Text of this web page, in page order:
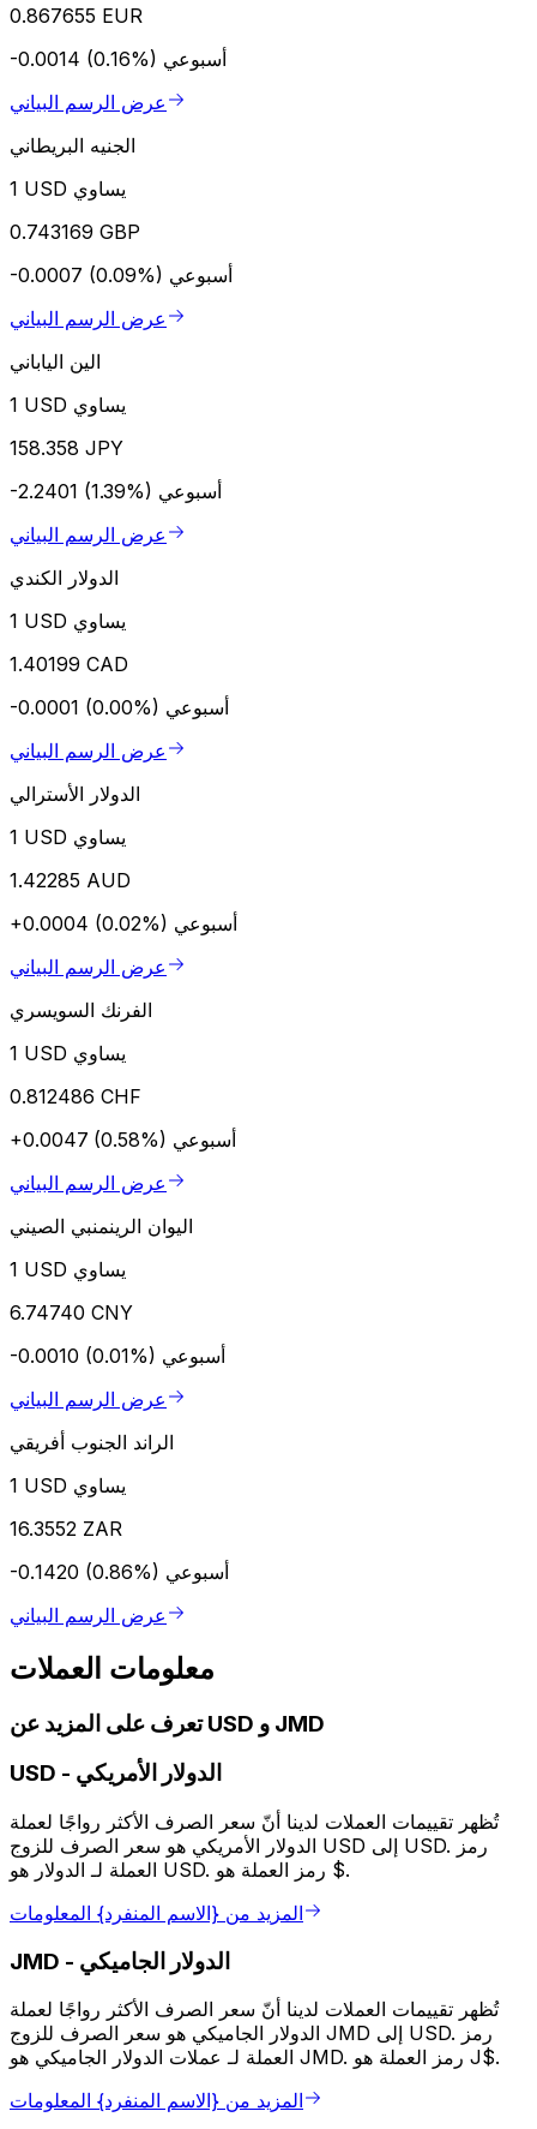
0.867655 EUR
-0.0014 (0.16%) أسبوعي
عرض الرسم البياني
الجنيه البريطاني
1 USD يساوي
0.743169 GBP
-0.0007 (0.09%) أسبوعي
عرض الرسم البياني
الين الياباني
1 USD يساوي
158.358 JPY
-2.2401 (1.39%) أسبوعي
عرض الرسم البياني
الدولار الكندي
1 USD يساوي
1.40199 CAD
-0.0001 (0.00%) أسبوعي
عرض الرسم البياني
الدولار الأسترالي
1 USD يساوي
1.42285 AUD
+0.0004 (0.02%) أسبوعي
عرض الرسم البياني
الفرنك السويسري
1 USD يساوي
0.812486 CHF
+0.0047 (0.58%) أسبوعي
عرض الرسم البياني
اليوان الرينمنبي الصيني
1 USD يساوي
6.74740 CNY
-0.0010 (0.01%) أسبوعي
عرض الرسم البياني
الراند الجنوب أفريقي
1 USD يساوي
16.3552 ZAR
-0.1420 (0.86%) أسبوعي
عرض الرسم البياني
معلومات العملات
تعرف على المزيد عن USD و JMD
USD - الدولار الأمريكي
تُظهر تقييمات العملات لدينا أنّ سعر الصرف الأكثر رواجًا لعملة
الدولار الأمريكي هو سعر الصرف للزوج USD إلى USD. رمز
العملة لـ الدولار هو USD. رمز العملة هو $.
المزيد من {الاسم المنفرد} المعلومات
JMD - الدولار الجاميكي
تُظهر تقييمات العملات لدينا أنّ سعر الصرف الأكثر رواجًا لعملة
الدولار الجاميكي هو سعر الصرف للزوج JMD إلى USD. رمز
العملة لـ عملات الدولار الجاميكي هو JMD. رمز العملة هو J$.
المزيد من {الاسم المنفرد} المعلومات